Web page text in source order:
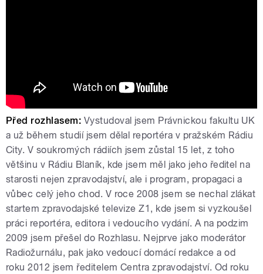
Před rozhlasem: Vystudoval jsem Právnickou fakultu UK
a už během studií jsem dělal reportéra v pražském Rádiu
City. V soukromých rádiích jsem zůstal 15 let, z toho
většinu v Rádiu Blaník, kde jsem měl jako jeho ředitel na
starosti nejen zpravodajství, ale i program, propagaci a
vůbec celý jeho chod. V roce 2008 jsem se nechal zlákat
startem zpravodajské televize Z1, kde jsem si vyzkoušel
práci reportéra, editora i vedoucího vydání. A na podzim
2009 jsem přešel do Rozhlasu. Nejprve jako moderátor
Radiožurnálu, pak jako vedoucí domácí redakce a od
roku 2012 jsem ředitelem Centra zpravodajství. Od roku